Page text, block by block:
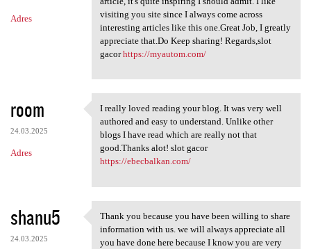
Adres
visiting you site since I always come across
interesting articles like this one.Great Job, I greatly
appreciate that.Do Keep sharing! Regards,slot
gacorhttps://myautom.com/
room
24.03.2025
Adres
I really loved reading your
I really loved reading your blog. It was very well
authored and easy to understand. Unlike other
blogs I have read which are really not that
good.Thanks alot! slot gacor
https://ebecbalkan.com/
shanu5
24.03.2025
Thank you because you have
Thank you because you have been willing to share
information with us. we will always appreciate all
you have done here because I know you are very